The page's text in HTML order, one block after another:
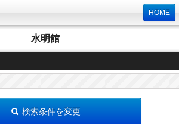
HOME
水明館
検索条件を変更